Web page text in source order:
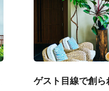
ゲスト目線で創ら